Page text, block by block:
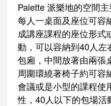
Palette 派樂地的空間
每人一桌面及座位可容
成講座課程的座位形式
動，可以容納到40人
包廂，中間放著由兩張
周圍環繞著椅子約可容
會議或是小型的課程使
性，40人以下的包場活